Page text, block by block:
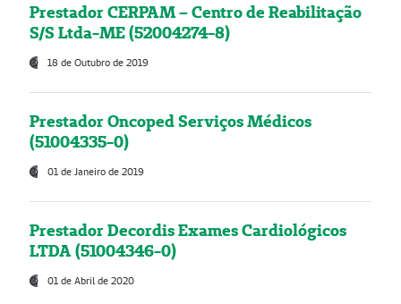
Prestador CERPAM – Centro de Reabilitação
S/S Ltda-ME (52004274-8)
18 de Outubro de 2019
Prestador Oncoped Serviços Médicos
(51004335-0)
01 de Janeiro de 2019
Prestador Decordis Exames Cardiológicos
LTDA (51004346-0)
01 de Abril de 2020